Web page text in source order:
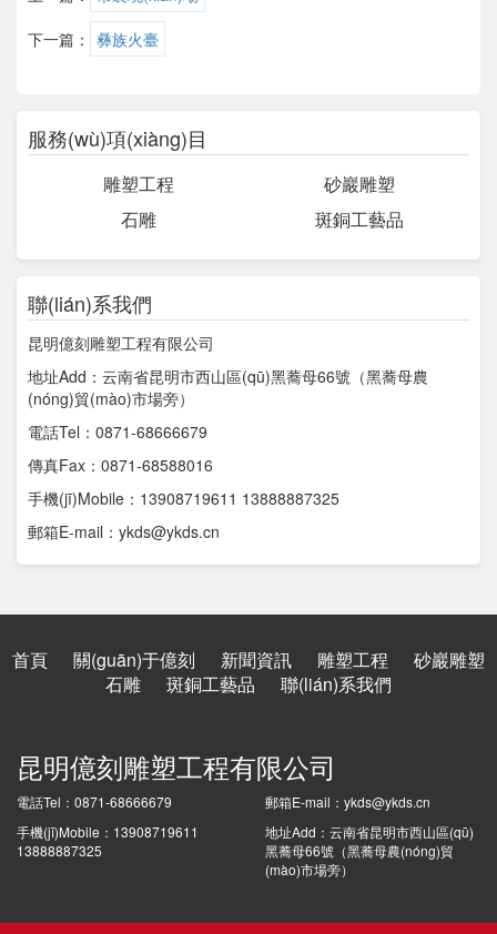
下一篇： 彝族火臺
服務(wù)項(xiàng)目
雕塑工程
砂巖雕塑
石雕
斑銅工藝品
聯(lián)系我們
昆明億刻雕塑工程有限公司
地址Add：云南省昆明市西山區(qū)黑蕎母66號（黑蕎母農
(nóng)貿(mào)市場旁）
電話Tel：0871-68666679
傳真Fax：0871-68588016
手機(jī)Mobile：13908719611 13888887325
郵箱E-mail：ykds@ykds.cn
首頁 關(guān)于億刻 新聞資訊 雕塑工程
砂巖雕塑
石雕
斑銅工藝品 聯(lián)系我們
昆明億刻雕塑工程有限公司
電話Tel：0871-68666679
手機(jī)Mobile：13908719611
13888887325
郵箱E-mail：ykds@ykds.cn
地址Add：云南省昆明市西山區(qū)
黑蕎母66號（黑蕎母農(nóng)貿
(mào)市場旁）